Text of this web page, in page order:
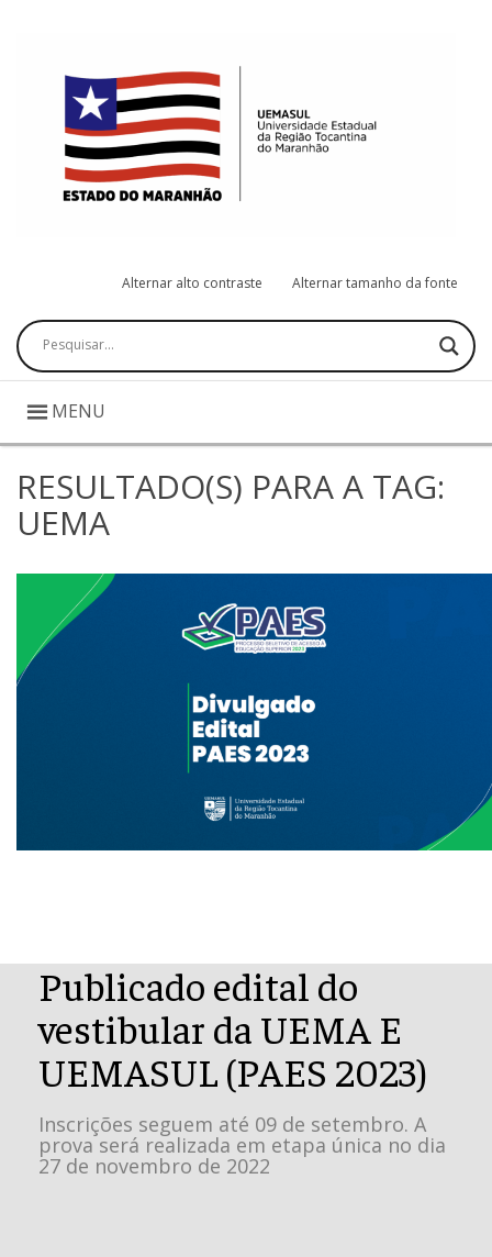
Alternar alto contraste Alternar tamanho da fonte
Pesquisar
MENU
RESULTADO(S) PARA A TAG:
UEMA
Publicado edital do
vestibular da UEMA E
UEMASUL (PAES 2023)
Inscrições seguem até 09 de setembro. A
prova será realizada em etapa única no dia
27 de novembro de 2022